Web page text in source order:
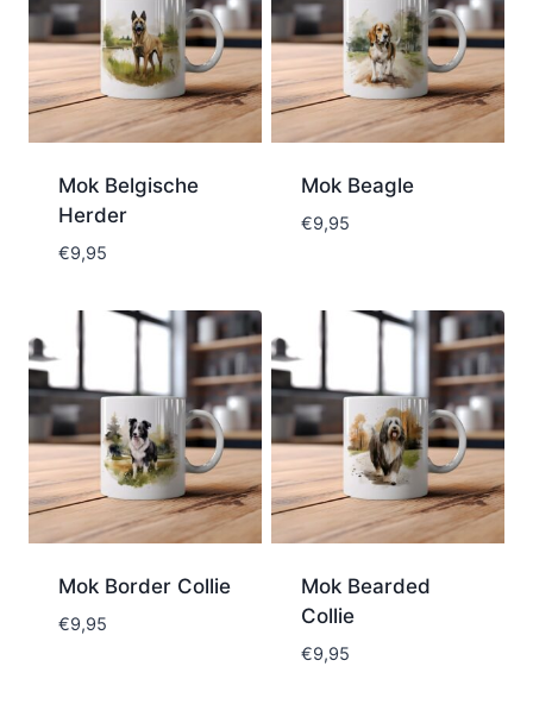
Mok Belgische
Herder
€9,95
Mok Beagle
€9,95
Mok Border Collie
€9,95
Mok Bearded
Collie
€9,95